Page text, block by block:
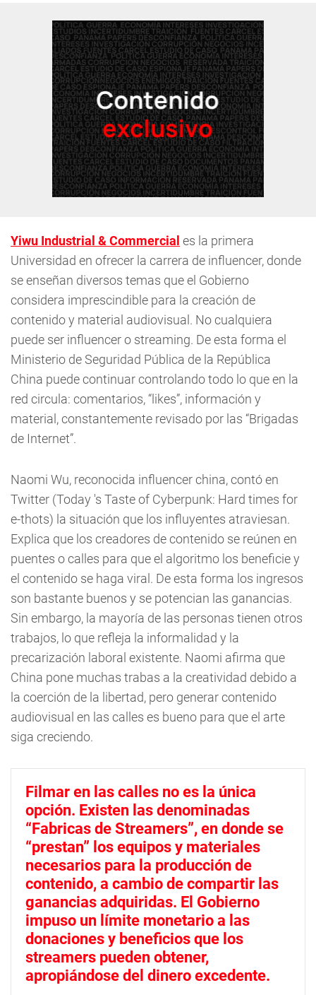
Yiwu Industrial & Commercial es la primera
Universidad en ofrecer la carrera de influencer, donde
se enseñan diversos temas que el Gobierno
considera imprescindible para la creación de
contenido y material audiovisual. No cualquiera
puede ser influencer o streaming. De esta forma el
Ministerio de Seguridad Pública de la República
China puede continuar controlando todo lo que en la
red circula: comentarios, “likes”, información y
material, constantemente revisado por las “Brigadas
de Internet”.
Naomi Wu, reconocida influencer china, contó en
Twitter (Today 's Taste of Cyberpunk: Hard times for
e-thots) la situación que los influyentes atraviesan.
Explica que los creadores de contenido se reúnen en
puentes o calles para que el algoritmo los beneficie y
el contenido se haga viral. De esta forma los ingresos
son bastante buenos y se potencian las ganancias.
Sin embargo, la mayoría de las personas tienen otros
trabajos, lo que refleja la informalidad y la
precarización laboral existente. Naomi afirma que
China pone muchas trabas a la creatividad debido a
la coerción de la libertad, pero generar contenido
audiovisual en las calles es bueno para que el arte
siga creciendo.
Filmar en las calles no es la única
opción. Existen las denominadas
“Fabricas de Streamers”, en donde se
“prestan” los equipos y materiales
necesarios para la producción de
contenido, a cambio de compartir las
ganancias adquiridas. El Gobierno
impuso un límite monetario a las
donaciones y beneficios que los
streamers pueden obtener,
apropiándose del dinero excedente.